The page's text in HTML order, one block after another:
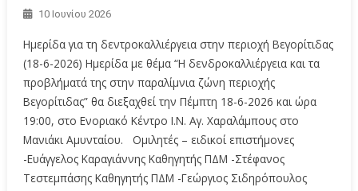
10 Ιουνίου 2026
Ημερίδα για τη δεντροκαλλιέργεια στην περιοχή Βεγορίτιδας
(18-6-2026) Ημερίδα με θέμα “Η δενδροκαλλιέργεια και τα
προβλήματά της στην παραλίμνια ζώνη περιοχής
Βεγορίτιδας” θα διεξαχθεί την Πέμπτη 18-6-2026 και ώρα
19:00, στο Ενοριακό Κέντρο Ι.Ν. Αγ. Χαραλάμπους στο
Μανιάκι Αμυνταίου. Ομιλητές – ειδικοί επιστήμονες
-Ευάγγελος Καραγιάννης Καθηγητής ΠΔΜ -Στέφανος
Τεστεμπάσης Καθηγητής ΠΔΜ -Γεώργιος Σιδηρόπουλος